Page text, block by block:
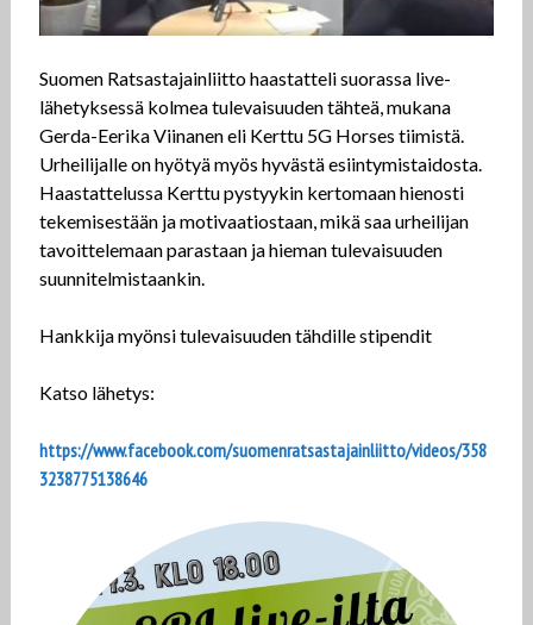
Suomen Ratsastajainliitto haastatteli suorassa live-
lähetyksessä kolmea tulevaisuuden tähteä, mukana
Gerda-Eerika Viinanen eli Kerttu 5G Horses tiimistä.
Urheilijalle on hyötyä myös hyvästä esiintymistaidosta.
Haastattelussa Kerttu pystyykin kertomaan hienosti
tekemisestään ja motivaatiostaan, mikä saa urheilijan
tavoittelemaan parastaan ja hieman tulevaisuuden
suunnitelmistaankin.
Hankkija myönsi tulevaisuuden tähdille stipendit
Katso lähetys:
https://www.facebook.com/suomenratsastajainliitto/videos/358
3238775138646